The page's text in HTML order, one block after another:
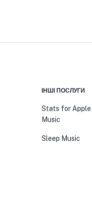
ІНШІ ПОСЛУГИ
Stats for Apple
Music
Sleep Music